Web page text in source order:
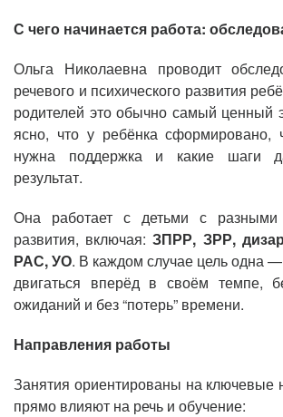
С чего начинается работа:
Ольга Николаевна проводит
речевого и психического развития
родителей это обычно самый ценный
ясно, что у ребёнка сформировано,
нужна поддержка и какие шаги
результат.
Она работает с детьми с разными
развития, включая:ЗПРР, ЗРР,
РАС, УО. В каждом случае цель одна
двигаться вперёд в своём темпе,
ожиданий и без “потерь” времени.
Направления работы
Занятия ориентированы на ключевые
прямо влияют на речь и обучение: